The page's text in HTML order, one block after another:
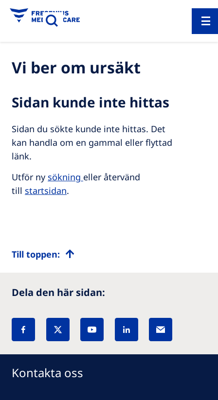
Vi ber om ursäkt
Sidan kunde inte hittas
Sidan du sökte kunde inte hittas. Det
kan handla om en gammal eller flyttad
länk.
Utför ny sökning eller återvänd
till startsidan.
Till toppen:
Dela den här sidan:
Kontakta oss